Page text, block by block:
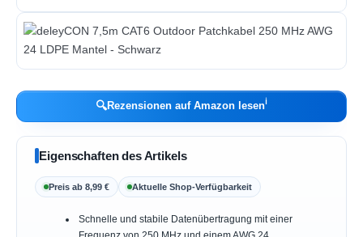
🔍Rezensionen auf Amazon lesenℹ︎
Eigenschaften des Artikels
Preis ab 8,99 € Aktuelle Shop-Verfügbarkeit
Schnelle und stabile Datenübertragung mit einer